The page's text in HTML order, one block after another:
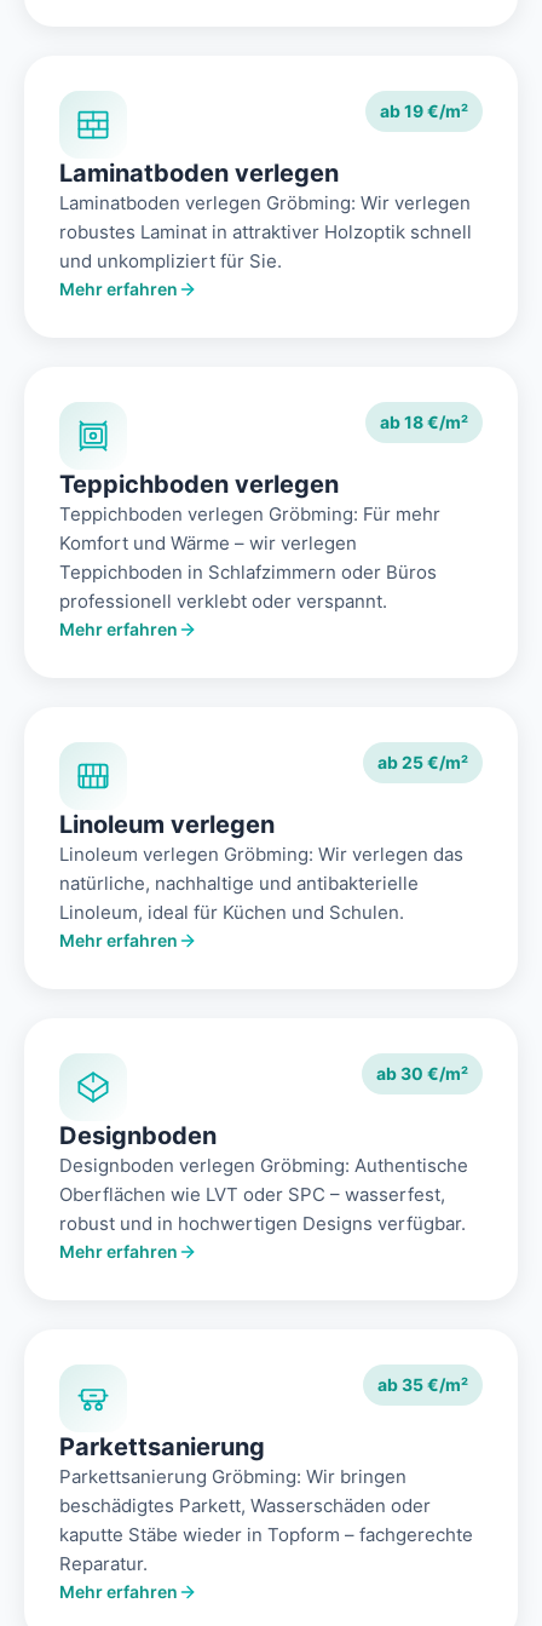
ab 19 €/m²
Laminatboden verlegen
Laminatboden verlegen Gröbming: Wir verlegen
robustes Laminat in attraktiver Holzoptik schnell
und unkompliziert für Sie.
Mehr erfahren
ab 18 €/m²
Teppichboden verlegen
Teppichboden verlegen Gröbming: Für mehr
Komfort und Wärme – wir verlegen
Teppichboden in Schlafzimmern oder Büros
professionell verklebt oder verspannt.
Mehr erfahren
ab 25 €/m²
Linoleum verlegen
Linoleum verlegen Gröbming: Wir verlegen das
natürliche, nachhaltige und antibakterielle
Linoleum, ideal für Küchen und Schulen.
Mehr erfahren
ab 30 €/m²
Designboden
Designboden verlegen Gröbming: Authentische
Oberflächen wie LVT oder SPC – wasserfest,
robust und in hochwertigen Designs verfügbar.
Mehr erfahren
ab 35 €/m²
Parkettsanierung
Parkettsanierung Gröbming: Wir bringen
beschädigtes Parkett, Wasserschäden oder
kaputte Stäbe wieder in Topform – fachgerechte
Reparatur.
Mehr erfahren